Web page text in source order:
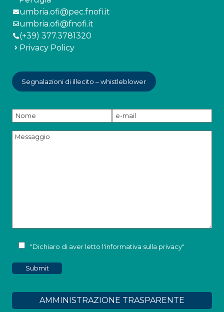
umbria.ofi@pec.fnofi.it
umbria.ofi@fnofi.it
(+39) 377.3781320
Privacy Policy
Segnalazioni di illecito – whistleblower
"Dichiaro di aver letto l'informativa sulla privacy"
AMMINISTRAZIONE TRASPARENTE